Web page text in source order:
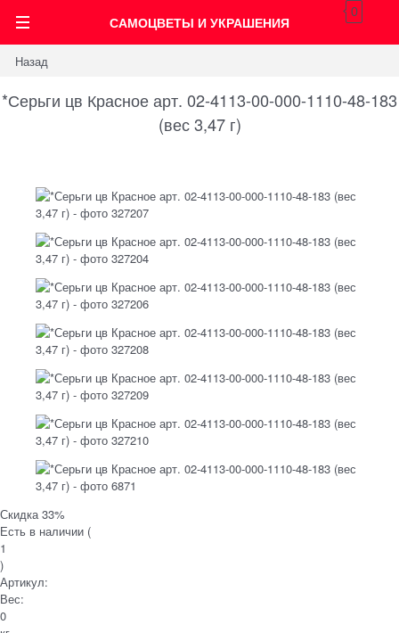
САМОЦВЕТЫ И УКРАШЕНИЯ
0
Назад
*Серьги цв Красное арт. 02-4113-00-000-1110-48-183
(вес 3,47 г)
Скидка 33%
Есть в наличии (
1
)
Артикул:
Вес:
0